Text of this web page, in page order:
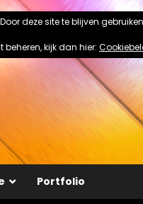
Portfolio
deze site te blijven
beheren, kijk dan hier: